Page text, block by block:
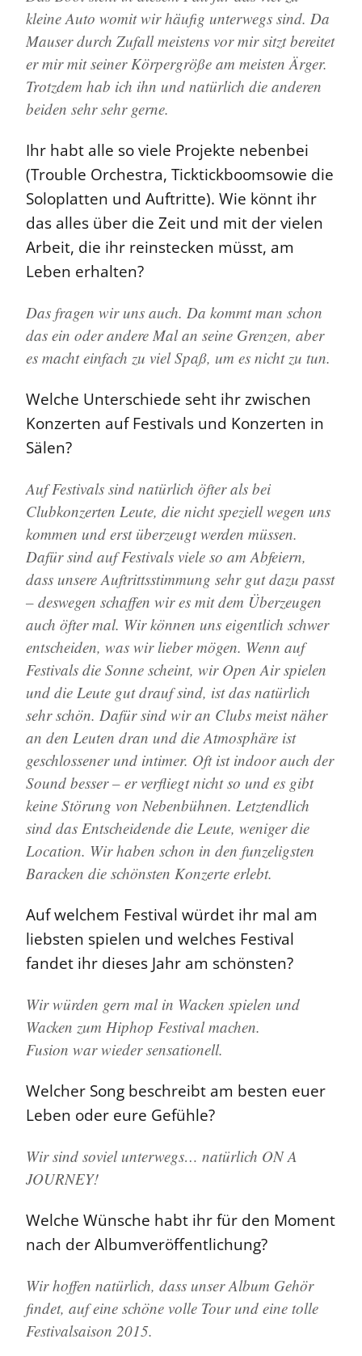
kleine Auto womit wir häufig unterwegs sind. Da
Mauser durch Zufall meistens vor mir sitzt bereitet
er mir mit seiner Körpergröße am meisten Ärger.
Trotzdem hab ich ihn und natürlich die anderen
beiden sehr sehr gerne.
Ihr habt alle so viele Projekte nebenbei
(Trouble Orchestra, Ticktickboomsowie die
Soloplatten und Auftritte). Wie könnt ihr
das alles über die Zeit und mit der vielen
Arbeit, die ihr reinstecken müsst, am
Leben erhalten?
Das fragen wir uns auch. Da kommt man schon
das ein oder andere Mal an seine Grenzen, aber
es macht einfach zu viel Spaß, um es nicht zu tun.
Welche Unterschiede seht ihr zwischen
Konzerten auf Festivals und Konzerten in
Sälen?
Auf Festivals sind natürlich öfter als bei
Clubkonzerten Leute, die nicht speziell wegen uns
kommen und erst überzeugt werden müssen.
Dafür sind auf Festivals viele so am Abfeiern,
dass unsere Auftrittsstimmung sehr gut dazu passt
– deswegen schaffen wir es mit dem Überzeugen
auch öfter mal. Wir können uns eigentlich schwer
entscheiden, was wir lieber mögen. Wenn auf
Festivals die Sonne scheint, wir Open Air spielen
und die Leute gut drauf sind, ist das natürlich
sehr schön. Dafür sind wir an Clubs meist näher
an den Leuten dran und die Atmosphäre ist
geschlossener und intimer. Oft ist indoor auch der
Sound besser – er verfliegt nicht so und es gibt
keine Störung von Nebenbühnen. Letztendlich
sind das Entscheidende die Leute, weniger die
Location. Wir haben schon in den funzeligsten
Baracken die schönsten Konzerte erlebt.
Auf welchem Festival würdet ihr mal am
liebsten spielen und welches Festival
fandet ihr dieses Jahr am schönsten?
Wir würden gern mal in Wacken spielen und
Wacken zum Hiphop Festival machen.
Fusion war wieder sensationell.
Welcher Song beschreibt am besten euer
Leben oder eure Gefühle?
Wir sind soviel unterwegs… natürlich ON A
JOURNEY!
Welche Wünsche habt ihr für den Moment
nach der Albumveröffentlichung?
Wir hoffen natürlich, dass unser Album Gehör
findet, auf eine schöne volle Tour und eine tolle
Festivalsaison 2015.